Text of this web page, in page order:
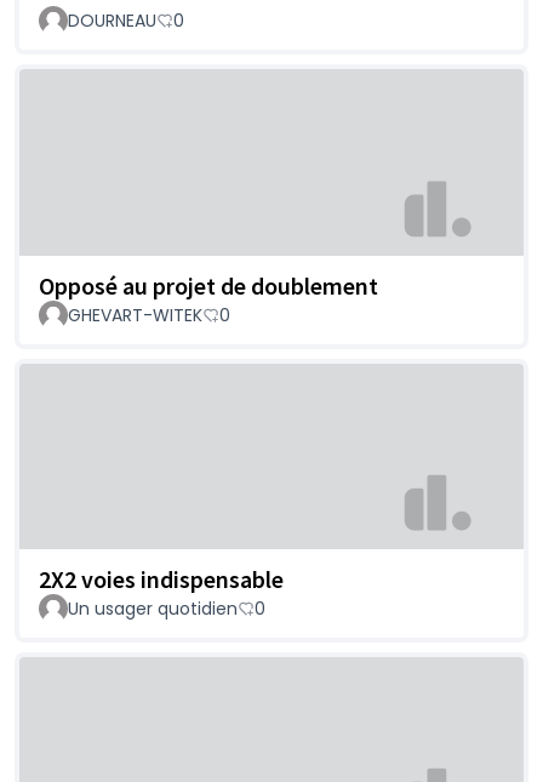
DOURNEAU 0
Opposé au projet de doublement
GHEVART-WITEK 0
2X2 voies indispensable
Un usager quotidien 0